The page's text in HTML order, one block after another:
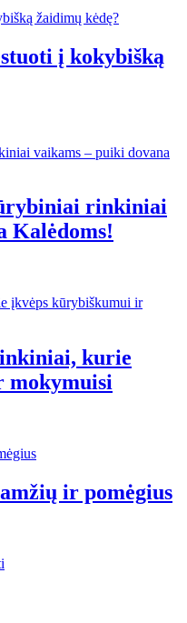
į kokybišką
rinkiniai
Kalėdoms!
kurie
mokymuisi
ir pomėgius